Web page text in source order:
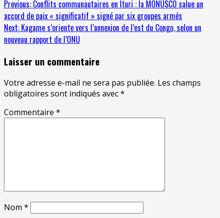
Previous: Conflits communautaires en Ituri : la MONUSCO salue un
accord de paix « significatif » signé par six groupes armés
Next: Kagame s’oriente vers l’annexion de l’est du Congo, selon un
nouveau rapport de l’ONU
Laisser un commentaire
Votre adresse e-mail ne sera pas publiée. Les champs
obligatoires sont indiqués avec*
Commentaire *
Nom *